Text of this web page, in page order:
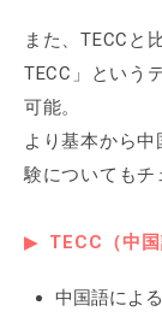
また、TECCと
TECC」という
可能。
より基本から
験についてもチ
TECC（中
中国語によ